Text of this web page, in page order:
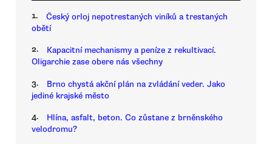
1.
Český orloj nepotrestaných viníků a trestaných
obětí
2.
Kapacitní mechanismy a peníze z rekultivací.
Oligarchie zase obere nás všechny
3.
Brno chystá akční plán na zvládání veder. Jako
jediné krajské město
4.
Hlína, asfalt, beton. Co zůstane z brněnského
velodromu?